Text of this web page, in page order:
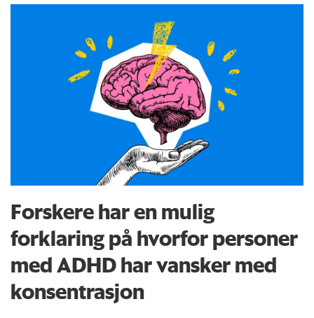
Forskere har en mulig
forklaring på hvorfor personer
med ADHD har vansker med
konsentrasjon